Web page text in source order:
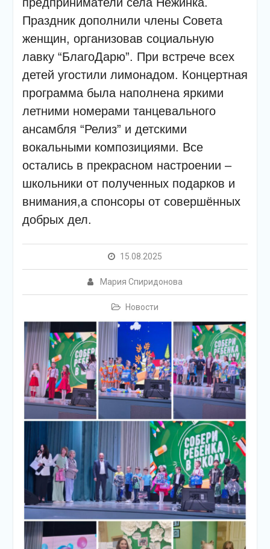
Праздник дополнили члены Совета
женщин, организовав социальную
лавку “БлагоДарю”. При встрече всех
детей угостили лимонадом. Концертная
программа была наполнена яркими
летними номерами танцевального
ансамбля “Релиз” и детскими
вокальными композициями. Все
остались в прекрасном настроении –
школьники от полученных подарков и
внимания,а спонсоры от совершённых
добрых дел.
15.08.2025
Мария Спиридонова
Новости